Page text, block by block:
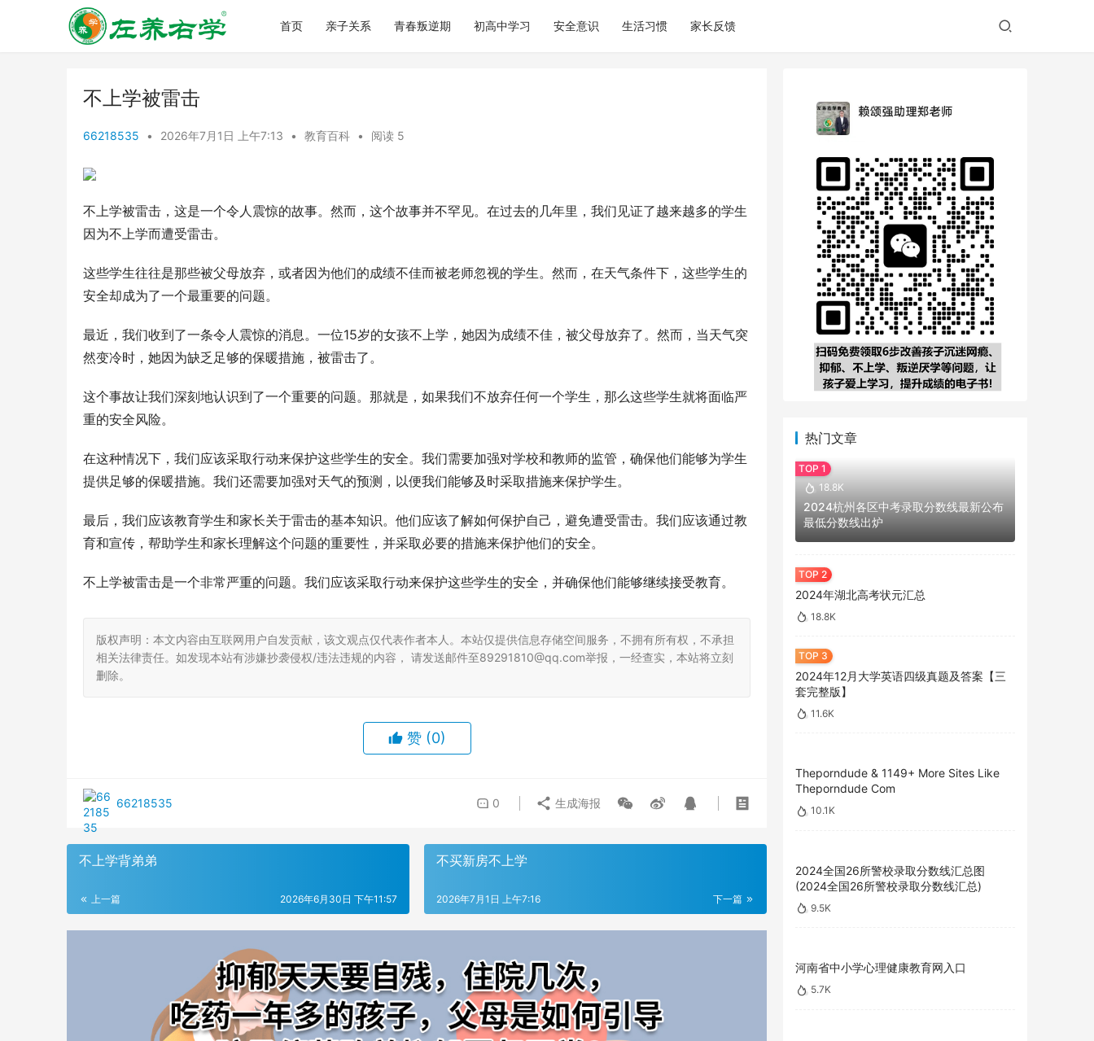
首页 亲子关系 青春叛逆期 初高中学习 安全意识 生活习惯 家长反馈
不上学被雷击
66218535 • 2026年7月1日 上午7:13 • 教育百科 • 阅读 5
不上学被雷击，这是一个令人震惊的故事。然而，这个故事并不罕见。在过去的几年里，我们见证了越来越多的学生
因为不上学而遭受雷击。
这些学生往往是那些被父母放弃，或者因为他们的成绩不佳而被老师忽视的学生。然而，在天气条件下，这些学生的
安全却成为了一个最重要的问题。
最近，我们收到了一条令人震惊的消息。一位15岁的女孩不上学，她因为成绩不佳，被父母放弃了。然而，当天气突
然变冷时，她因为缺乏足够的保暖措施，被雷击了。
这个事故让我们深刻地认识到了一个重要的问题。那就是，如果我们不放弃任何一个学生，那么这些学生就将面临严
重的安全风险。
在这种情况下，我们应该采取行动来保护这些学生的安全。我们需要加强对学校和教师的监管，确保他们能够为学生
提供足够的保暖措施。我们还需要加强对天气的预测，以便我们能够及时采取措施来保护学生。
最后，我们应该教育学生和家长关于雷击的基本知识。他们应该了解如何保护自己，避免遭受雷击。我们应该通过教
育和宣传，帮助学生和家长理解这个问题的重要性，并采取必要的措施来保护他们的安全。
不上学被雷击是一个非常严重的问题。我们应该采取行动来保护这些学生的安全，并确保他们能够继续接受教育。
版权声明：本文内容由互联网用户自发贡献，该文观点仅代表作者本人。本站仅提供信息存储空间服务，不拥有所有权，不承担
相关法律责任。如发现本站有涉嫌抄袭侵权/违法违规的内容， 请发送邮件至89291810@qq.com举报，一经查实，本站将立刻
删除。
赞 (0)
66218535 0 生成海报
不上学背弟弟
上一篇 2026年6月30日 下午11:57
不买新房不上学
下一篇
2026年7月1日 上午7:16
热门文章
18.8K
2024杭州各区中考录取分数线最新公布
最低分数线出炉
2024年湖北高考状元汇总
18.8K
2024年12月大学英语四级真题及答案【三
套完整版】
11.6K
Theporndude & 1149+ More Sites Like
Theporndude Com
10.1K
2024全国26所警校录取分数线汇总图
(2024全国26所警校录取分数线汇总)
9.5K
河南省中小学心理健康教育网入口
5.7K